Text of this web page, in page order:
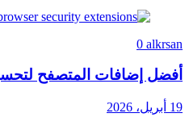
alkrsan
0
أفضل إضافات المتصفح
19 أبريل، 2026